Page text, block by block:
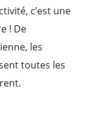
c’est une
! De
les
toutes les